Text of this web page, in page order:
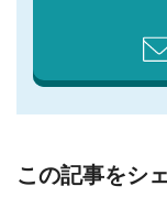
この記事をシ